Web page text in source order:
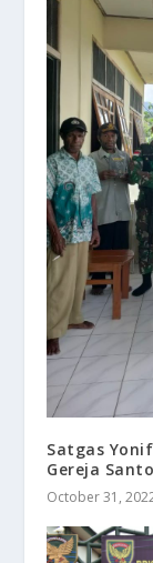
Satgas
Gereja
October 31,